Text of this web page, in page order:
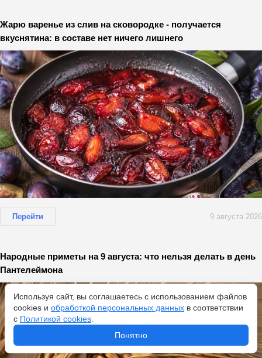
Жарю варенье из слив на сковородке - получается
вкуснятина: в составе нет ничего лишнего
Перейти 9 августа 2026
Народные приметы на 9 августа: что нельзя делать в день
Пантелеймона
Используя сайт, вы соглашаетесь с использованием файлов
cookies и обработкой персональных данных в соответствии
с Политикой cookies
Понятно